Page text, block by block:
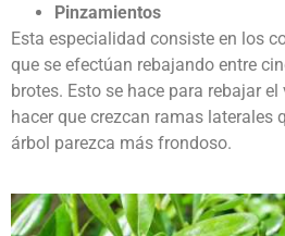
Pinzamientos
Esta especialidad consiste en los
que se efectúan rebajando entre
brotes. Esto se hace para rebajar
hacer que crezcan ramas laterales
árbol parezca más frondoso.